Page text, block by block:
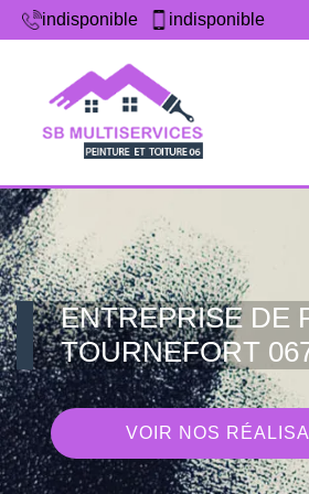
indisponible indisponible
ENTREPRISE DE
TOURNEFORT
VOIR NOS